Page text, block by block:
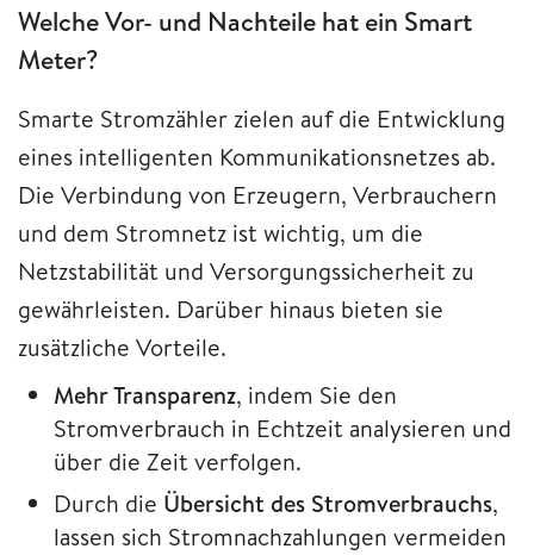
Welche Vor- und Nachteile hat ein Smart
Meter?
Smarte Stromzähler zielen auf die Entwicklung
eines intelligenten Kommunikationsnetzes ab.
Die Verbindung von Erzeugern, Verbrauchern
und dem Stromnetz ist wichtig, um die
Netzstabilität und Versorgungssicherheit zu
gewährleisten. Darüber hinaus bieten sie
zusätzliche Vorteile.
Mehr Transparenz, indem Sie den
Stromverbrauch in Echtzeit analysieren und
über die Zeit verfolgen.
Durch die Übersicht des Stromverbrauchs,
lassen sich Stromnachzahlungen vermeiden